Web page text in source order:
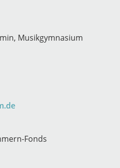
Musikgymnasium
Fonds